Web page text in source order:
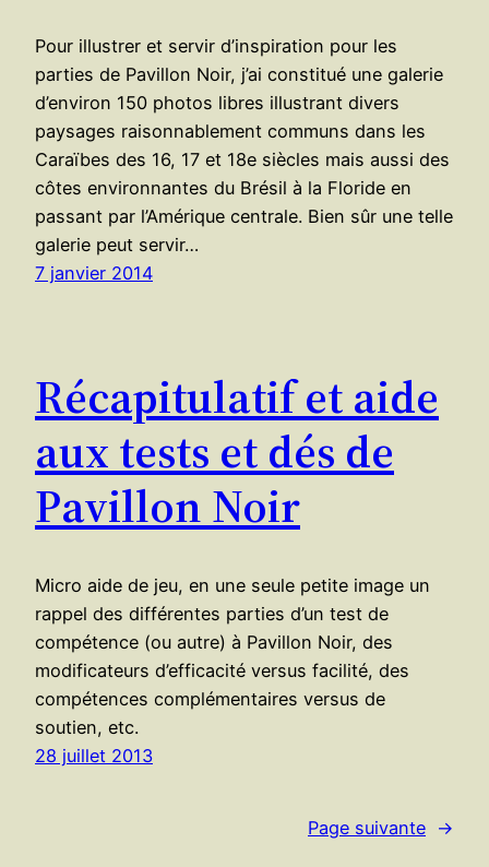
Pour illustrer et servir d’inspiration pour les
parties de Pavillon Noir, j’ai constitué une galerie
d’environ 150 photos libres illustrant divers
paysages raisonnablement communs dans les
Caraïbes des 16, 17 et 18e siècles mais aussi des
côtes environnantes du Brésil à la Floride en
passant par l’Amérique centrale. Bien sûr une telle
galerie peut servir…
7 janvier 2014
Récapitulatif et aide
aux tests et dés de
Pavillon Noir
Micro aide de jeu, en une seule petite image un
rappel des différentes parties d’un test de
compétence (ou autre) à Pavillon Noir, des
modificateurs d’efficacité versus facilité, des
compétences complémentaires versus de
soutien, etc.
28 juillet 2013
Page suivante →